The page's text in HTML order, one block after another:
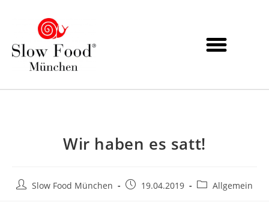
Wir haben es satt!
Slow Food München 19.04.2019 Allgemein